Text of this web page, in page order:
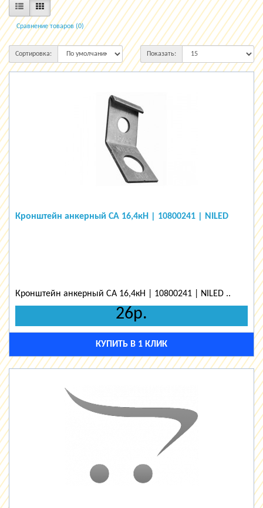
Сравнение товаров (0)
Сортировка: Показать:
Кронштейн анкерный СА 16,4кН | 10800241 | NILED
Кронштейн анкерный СА 16,4кН | 10800241 | NILED ..
26р.
КУПИТЬ В 1 КЛИК